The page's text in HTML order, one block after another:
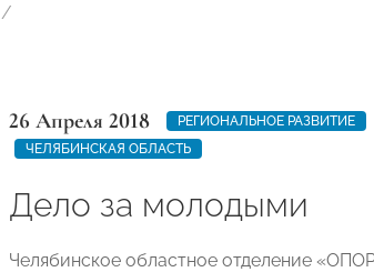
26 Апреля 2018
РЕГИОНАЛЬНОЕ РАЗВИТИЕ
ЧЕЛЯБИНСКАЯ ОБЛАСТЬ
Дело за молодыми
Челябинское областное отделение